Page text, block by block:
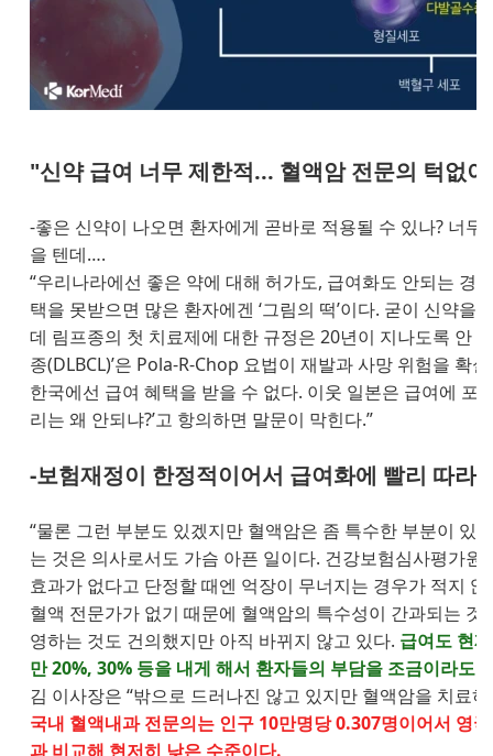
"신약 급여 너무 제한적... 혈액암 전문의 턱없
-좋은 신약이 나오면 환자에게 곧바로 적용될 수 있나? 너
을 텐데….
“우리나라에선 좋은 약에 대해 허가도, 급여화도 안되는 경
택을 못받으면 많은 환자에겐 ‘그림의 떡’이다. 굳이 신약
데 림프종의 첫 치료제에 대한 규정은 20년이 지나도록 안
종(DLBCL)’은 Pola-R-Chop 요법이 재발과 사망 위험을 확
한국에선 급여 혜택을 받을 수 없다. 이웃 일본은 급여에 포
리는 왜 안되냐?’고 항의하면 말문이 막힌다.”
-보험재정이 한정적이어서 급여화에 빨리 따라
“물론 그런 부분도 있겠지만 혈액암은 좀 특수한 부분이 있
는 것은 의사로서도 가슴 아픈 일이다. 건강보험심사평가
효과가 없다고 단정할 때엔 억장이 무너지는 경우가 적지
혈액 전문가가 없기 때문에 혈액암의 특수성이 간과되는
영하는 것도 건의했지만 아직 바뀌지 않고 있다. 급여도 현
만 20%, 30% 등을 내게 해서 환자들의 부담을 조금이라도
김 이사장은 “밖으로 드러나진 않고 있지만 혈액암을 치료
국내 혈액내과 전문의는 인구 10만명당 0.307명이어서 영
과 비교해 현저히 낮은 수준이다.